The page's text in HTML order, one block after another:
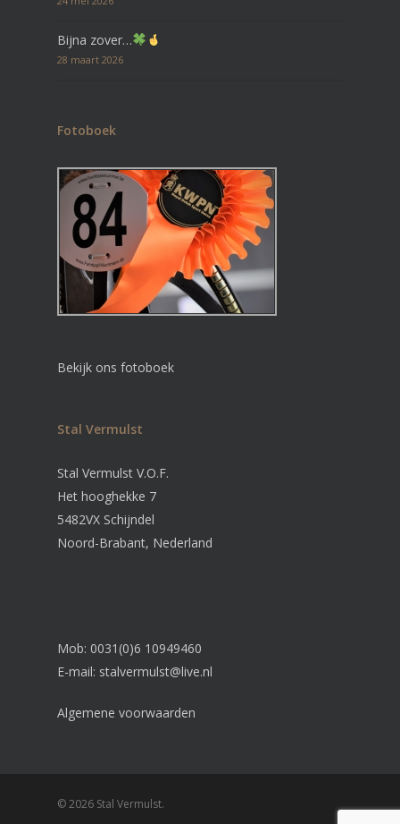
Bijna zover…
28 maart 2026
Fotoboek
Bekijk ons fotoboek
Stal Vermulst
Stal Vermulst V.O.F.
Het hooghekke 7
5482VX Schijndel
Noord-Brabant, Nederland
Mob: 0031(0)6 10949460
E-mail: stalvermulst@live.nl
Algemene voorwaarden
© 2026 Stal Vermulst.